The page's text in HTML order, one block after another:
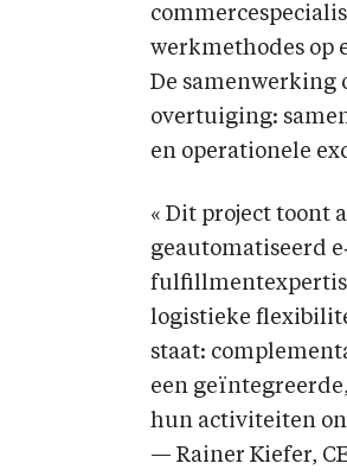
werkmethodes op
De samenwerking
overtuiging:
en operationele
« Dit project toont
geautomatiseerd
logistieke
staat:
een
hun activiteiten
​— Rainer Kiefer,